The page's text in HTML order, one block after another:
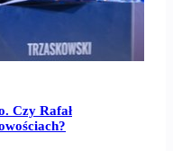
Czy Rafał